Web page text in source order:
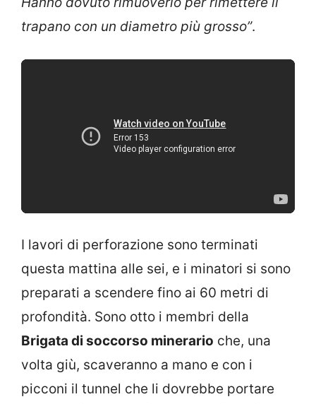
trapano con un diametro più grosso”.
I lavori di perforazione sono terminati
questa mattina alle sei, e i minatori si sono
preparati a scendere fino ai 60 metri di
profondità. Sono otto i membri della
Brigata di soccorso minerario che, una
volta giù, scaveranno a mano e con i
picconi il tunnel che li dovrebbe portare